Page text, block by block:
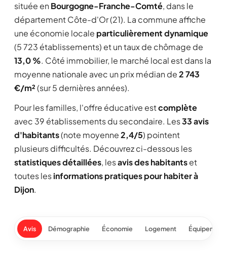
située en Bourgogne-Franche-Comté, dans le
département Côte-d'Or (21). La commune affiche
une économie locale particulièrement dynamique
(5 723 établissements) et un taux de chômage de
13,0 %. Côté immobilier, le marché local est dans la
moyenne nationale avec un prix médian de2 743
€/m²(sur 5 dernières années).
Pour les familles, l'offre éducative estcomplète
avec 39 établissements du secondaire. Les33 avis
d'habitants(note moyenne2,4/5) pointent
plusieurs difficultés. Découvrez ci-dessous les
statistiques détaillées, lesavis des habitantset
toutes lesinformations pratiques pour habiter à
Dijon.
Avis Démographie Économie Logement